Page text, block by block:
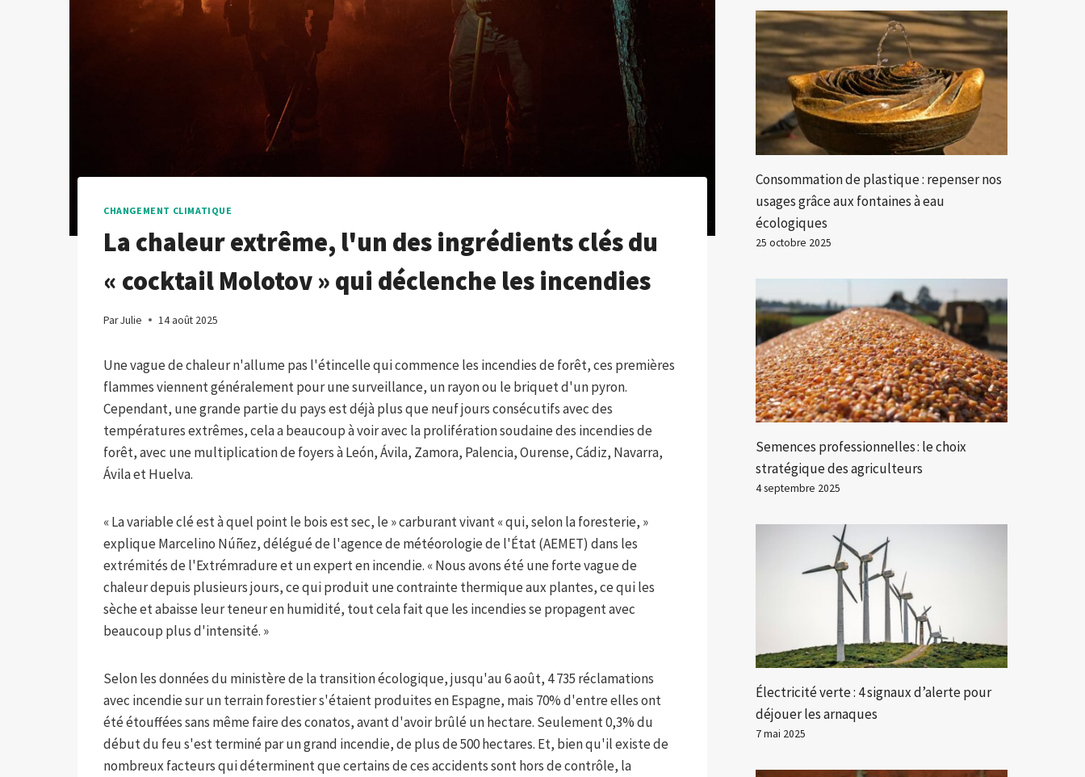
CHANGEMENT CLIMATIQUE
La chaleur extrême, l'un des ingrédients clés du
« cocktail Molotov » qui déclenche les incendies
ParJulie 14 août 2025
Une vague de chaleur n'allume pas l'étincelle qui commence les incendies de forêt, ces premières
flammes viennent généralement pour une surveillance, un rayon ou le briquet d'un pyron.
Cependant, une grande partie du pays est déjà plus que neuf jours consécutifs avec des
températures extrêmes, cela a beaucoup à voir avec la prolifération soudaine des incendies de
forêt, avec une multiplication de foyers à León, Ávila, Zamora, Palencia, Ourense, Cádiz, Navarra,
Ávila et Huelva.
« La variable clé est à quel point le bois est sec, le » carburant vivant « qui, selon la foresterie, »
explique Marcelino Núñez, délégué de l'agence de météorologie de l'État (AEMET) dans les
extrémités de l'Extrémradure et un expert en incendie. « Nous avons été une forte vague de
chaleur depuis plusieurs jours, ce qui produit une contrainte thermique aux plantes, ce qui les
sèche et abaisse leur teneur en humidité, tout cela fait que les incendies se propagent avec
beaucoup plus d'intensité. »
Selon les données du ministère de la transition écologique, jusqu'au 6 août, 4 735 réclamations
avec incendie sur un terrain forestier s'étaient produites en Espagne, mais 70% d'entre elles ont
été étouffées sans même faire des conatos, avant d'avoir brûlé un hectare. Seulement 0,3% du
début du feu s'est terminé par un grand incendie, de plus de 500 hectares. Et, bien qu'il existe de
nombreux facteurs qui déterminent que certains de ces accidents sont hors de contrôle, la
Consommation de plastique : repenser nos
usages grâce aux fontaines à eau
écologiques
25 octobre 2025
Semences professionnelles : le choix
stratégique des agriculteurs
4 septembre 2025
Électricité verte : 4 signaux d’alerte pour
déjouer les arnaques
7 mai 2025